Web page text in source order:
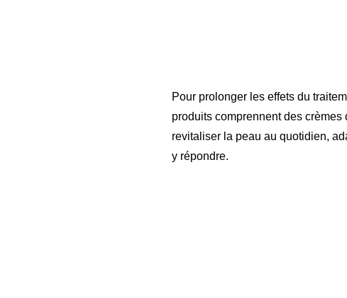
Pour prolonger les effets du
produits comprennent des
revitaliser la peau au quotidien,
y répondre.